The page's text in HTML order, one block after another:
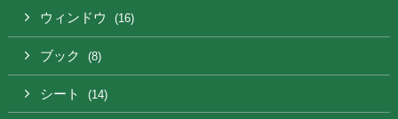
ウィンドウ (16)
ブック (8)
シート (14)